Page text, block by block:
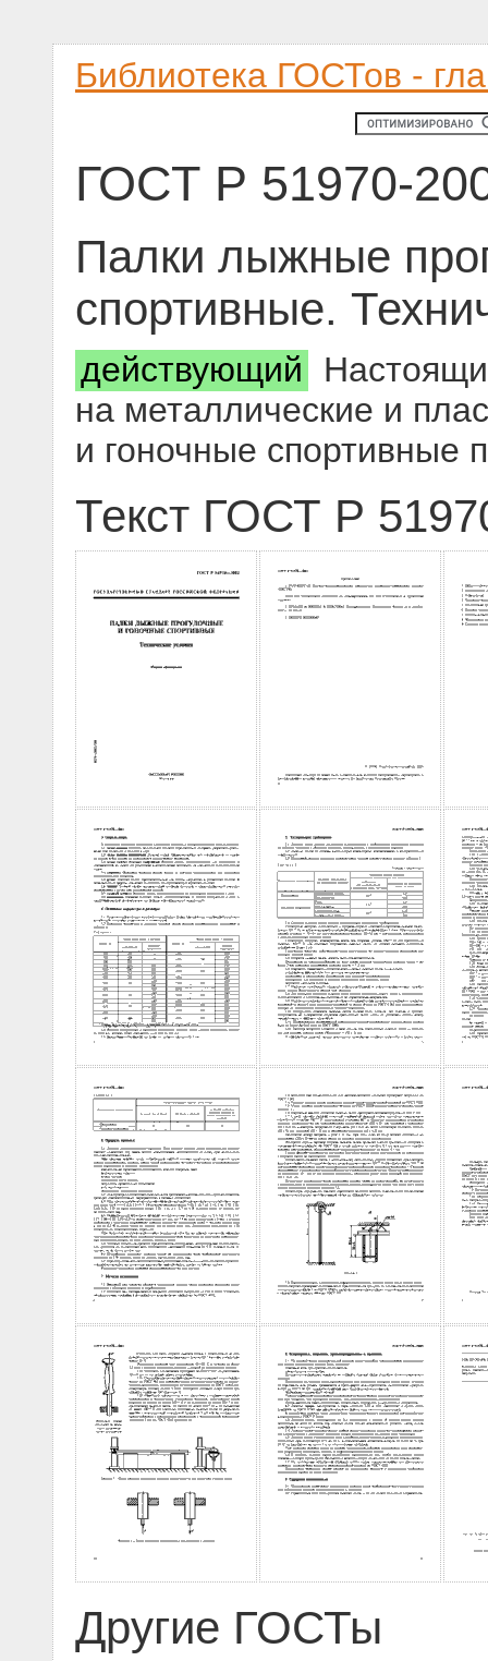
Библиотека ГОСТов -
ГОСТ Р 51970-
Палки лыжные
спортивные.
действующий
на металлические и
и гоночные спортивные
Текст ГОСТ Р
Другие ГОСТы